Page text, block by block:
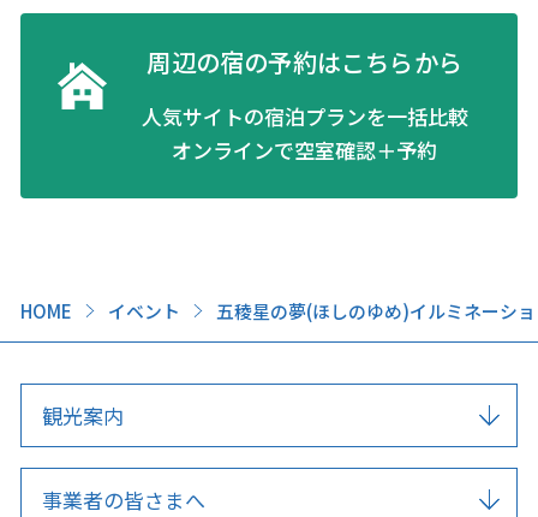
HOME イベント 五稜星の夢(ほしのゆめ)イルミネーシ
周辺の宿の予約はこちらから
人気サイトの宿泊プランを一括比較
オンラインで空室確認＋予約
観光案内
事業者の皆さまへ